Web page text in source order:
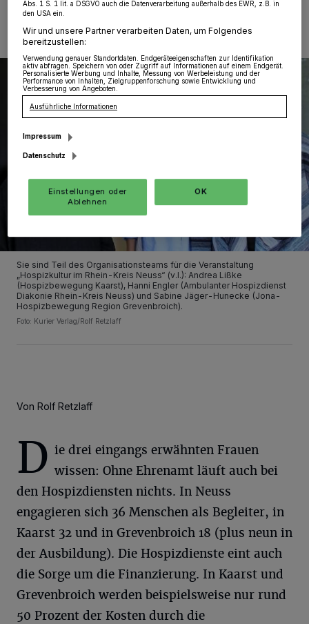
Sie sind Teil des Organisationsteams für die Veranstaltung
„Hospizkultur im Rhein-Kreis Neuss“ (v.l.): Andrea Lißke
(Hospizbewegung Kaarst), Hanni Engler (Ambulanter Hospizdienst
Diakonie Rhein-Kreis Neuss) und Sabine Jäger-Hunecke (Jona-
Hospizbewegung Region Grevenbroich).
Foto: Kurier Verlag/Rolf Retzlaff
Von Rolf Retzlaff
D ie drei eingangs erwähnten Frauen
wissen: Ohne Ehrenamt läuft auch bei
den Hospizdiensten nichts. In Neuss
engagieren sich 36 Menschen als Begleiter, in
Kaarst 32 und in Grevenbroich 18 (plus neun in
der Ausbildung). Die Hospizdienste eint auch
die Sorge um die Finanzierung. In Kaarst und
Grevenbroich werden beispielsweise nur rund
50 Prozent der Kosten durch die
Abs. 1 S. 1 lit. a DSGVO auch die Datenverarbeitung außerhalb des EWR, z.B. in
den USA ein.
Wir und unsere Partner verarbeiten Daten, um Folgendes
bereitzustellen:
Verwendung genauer Standortdaten. Endgeräteeigenschaften zur Identifikation
aktiv abfragen. Speichern von oder Zugriff auf Informationen auf einem Endgerät.
Personalisierte Werbung und Inhalte, Messung von Werbeleistung und der
Performance von Inhalten, Zielgruppenforschung sowie Entwicklung und
Verbesserung von Angeboten.
Ausführliche Informationen
Impressum
Datenschutz
Einstellungen oder
Ablehnen
OK